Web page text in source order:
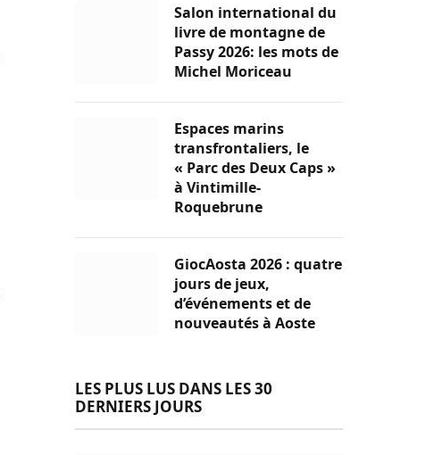
Salon international du
livre de montagne de
Passy 2026: les mots de
Michel Moriceau
Espaces marins
transfrontaliers, le
« Parc des Deux Caps »
à Vintimille-
Roquebrune
GiocAosta 2026 : quatre
jours de jeux,
d’événements et de
nouveautés à Aoste
LES PLUS LUS DANS LES 30
DERNIERS JOURS